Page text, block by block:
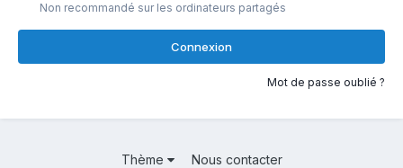
Non recommandé sur les ordinateurs partagés
Connexion
Mot de passe oublié ?
Thème Nous contacter